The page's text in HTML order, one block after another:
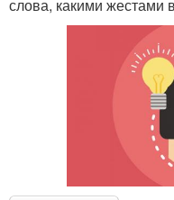
слова, какими жестами